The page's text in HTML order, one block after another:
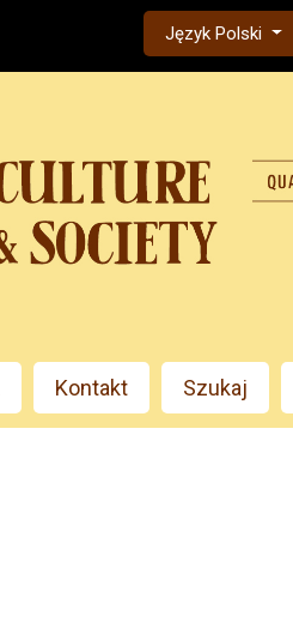
Change the
Język Polski
Kontakt Szukaj